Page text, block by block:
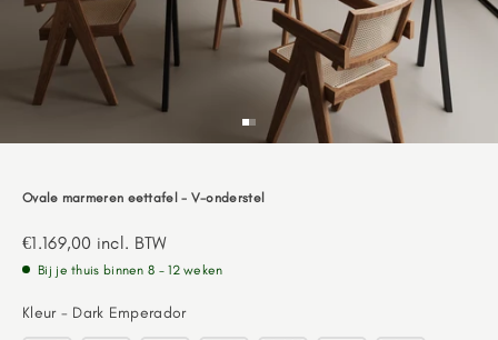
Go to item 1
Go to item 2
Ovale marmeren eettafel - V-onderstel
Aanbiedingsprijs
€1.169,00 incl. BTW
Bij je thuis binnen 8 - 12 weken
Kleur - Dark EmperadorKleur